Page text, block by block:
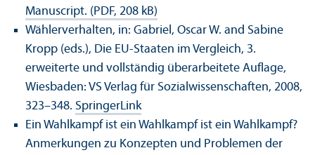
Manuscript. (PDF, 208 kB)
Wählerverhalten, in: Gabriel, Oscar W. and Sabine
Kropp (eds.), Die EU-Staaten im Vergleich, 3.
erweiterte und vollständig überarbeitete Auflage,
Wiesbaden: VS Verlag für Sozialwissenschaften, 2008,
323–348. SpringerLink
Ein Wahlkampf ist ein Wahlkampf ist ein Wahlkampf?
Anmerkungen zu Konzepten und Problemen der